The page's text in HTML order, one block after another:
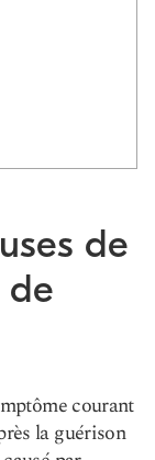
de
de
courant
la guérison